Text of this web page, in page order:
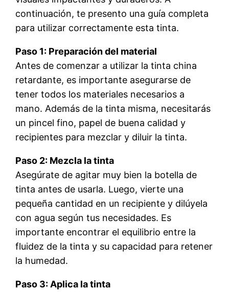
continuación, te presento una guía completa
para utilizar correctamente esta tinta.
Paso 1: Preparación del material
Antes de comenzar a utilizar la tinta china
retardante, es importante asegurarse de
tener todos los materiales necesarios a
mano. Además de la tinta misma, necesitarás
un pincel fino, papel de buena calidad y
recipientes para mezclar y diluir la tinta.
Paso 2: Mezcla la tinta
Asegúrate de agitar muy bien la botella de
tinta antes de usarla. Luego, vierte una
pequeña cantidad en un recipiente y dilúyela
con agua según tus necesidades. Es
importante encontrar el equilibrio entre la
fluidez de la tinta y su capacidad para retener
la humedad.
Paso 3: Aplica la tinta